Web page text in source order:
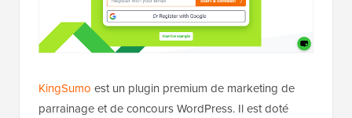
KingSumo est un plugin premium de marketing de
parrainage et de concours WordPress. Il est doté